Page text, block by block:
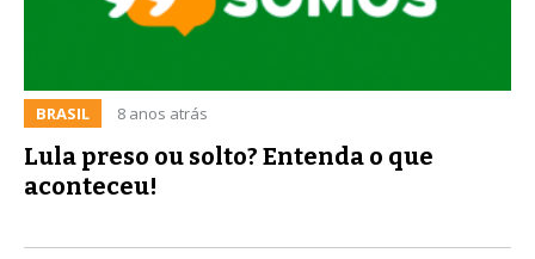
BRASIL 8 anos atrás
Lula preso ou solto? Entenda o que
aconteceu!